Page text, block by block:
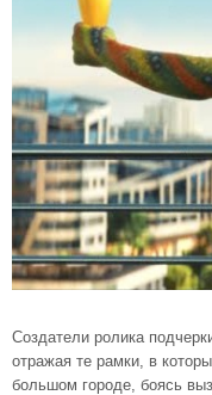
Создатели ролика
отражая те рамки, в
большом городе, боясь